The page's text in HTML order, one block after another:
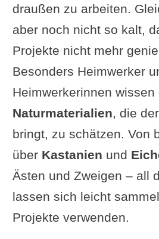
Anleitung
Kritische
Video:
Federn
Selbstgemachte
Herbstgewürzen
Materialien und
Anleitung
Vorteile
Kritische
draußen zu arbeiten.
aber noch nicht so kalt,
Projekte nicht mehr
Besonders Heimwerker
Heimwerkerinnen wissen
Naturmaterialien, die
bringt, zu schätzen. Von
über Kastanien und
Ästen und Zweigen – all
lassen sich leicht
Projekte verwenden.